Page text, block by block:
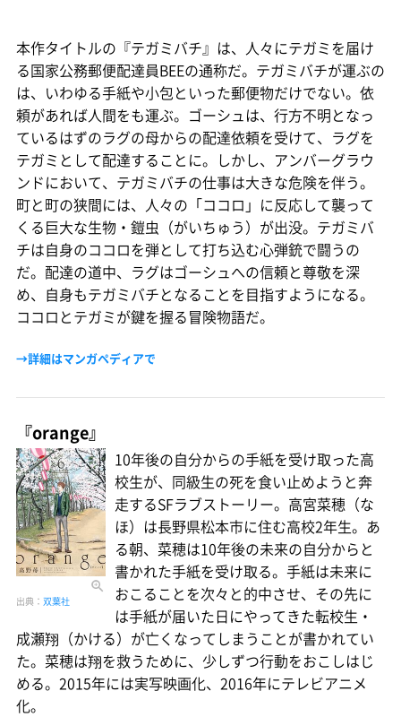
本作タイトルの『テガミバチ』は、人々にテガミを届け
る国家公務郵便配達員BEEの通称だ。テガミバチが運ぶの
は、いわゆる手紙や小包といった郵便物だけでない。依
頼があれば人間をも運ぶ。ゴーシュは、行方不明となっ
ているはずのラグの母からの配達依頼を受けて、ラグを
テガミとして配達することに。しかし、アンバーグラウ
ンドにおいて、テガミバチの仕事は大きな危険を伴う。
町と町の狭間には、人々の「ココロ」に反応して襲って
くる巨大な生物・鎧虫（がいちゅう）が出没。テガミバ
チは自身のココロを弾として打ち込む心弾銃で闘うの
だ。配達の道中、ラグはゴーシュへの信頼と尊敬を深
め、自身もテガミバチとなることを目指すようになる。
ココロとテガミが鍵を握る冒険物語だ。
→詳細はマンガペディアで
『orange』
出典： 双葉社
10年後の自分からの手紙を受け取った高
校生が、同級生の死を食い止めようと奔
走するSFラブストーリー。高宮菜穂（な
ほ）は長野県松本市に住む高校2年生。あ
る朝、菜穂は10年後の未来の自分からと
書かれた手紙を受け取る。手紙は未来に
おこることを次々と的中させ、その先に
は手紙が届いた日にやってきた転校生・
成瀬翔（かける）が亡くなってしまうことが書かれてい
た。菜穂は翔を救うために、少しずつ行動をおこしはじ
める。2015年には実写映画化、2016年にテレビアニメ
化。